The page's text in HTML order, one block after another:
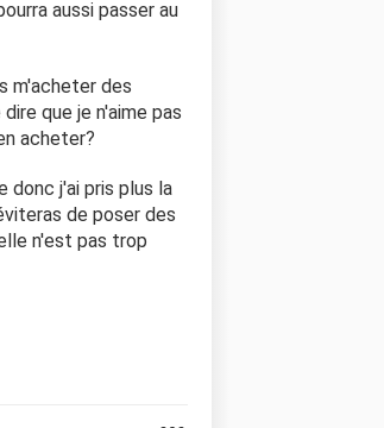
aussi passer au
m'acheter des
que je n'aime pas
acheter?
donc j'ai pris plus la
de poser des
n'est pas trop